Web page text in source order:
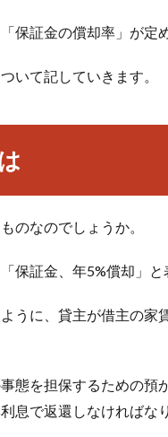
保証金の償却率」が定
いて記していきます。
のなのでしょうか。
保証金、年5%償却」と
うに、貸主が借主の家
態を担保するための
息で返還しなければな